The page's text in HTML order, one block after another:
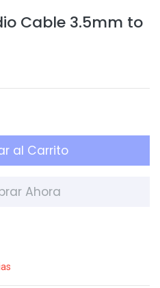
Cable 3.5mm to
al Carrito
Ahora